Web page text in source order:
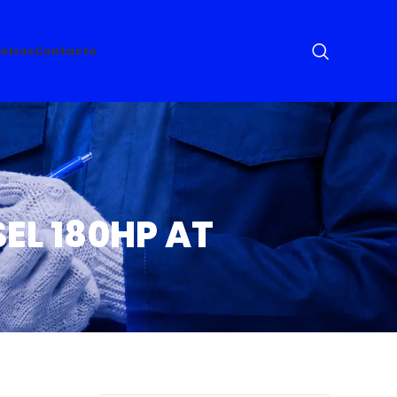
Contacto
180HP AT